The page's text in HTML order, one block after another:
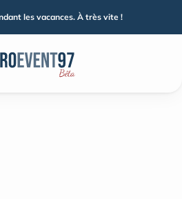
les vacances. À très vite !